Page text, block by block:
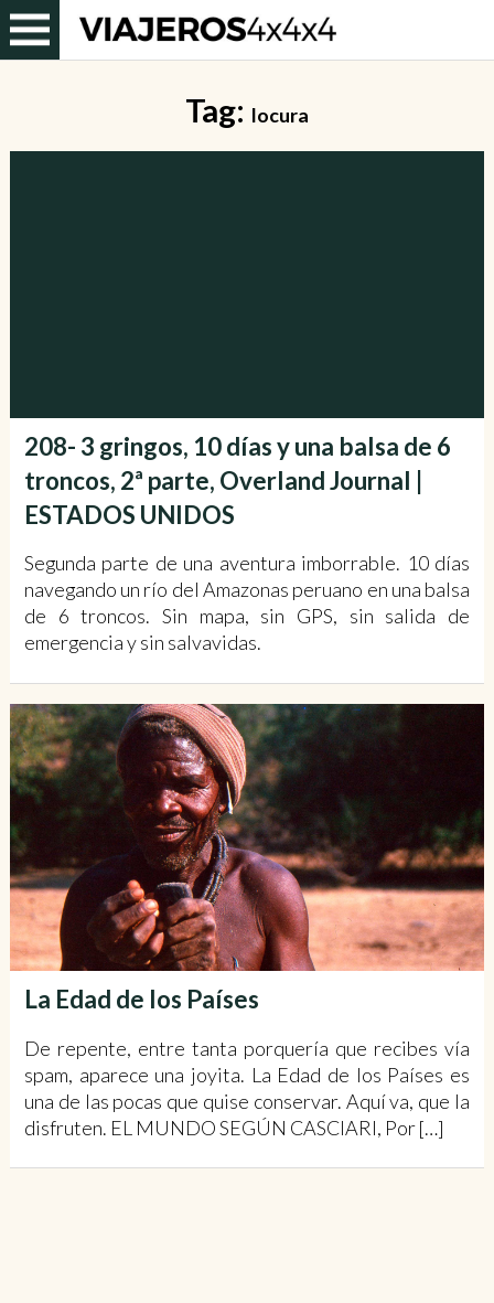
Tag: locura
208- 3 gringos, 10 días y una balsa de 6
troncos, 2ª parte, Overland Journal |
ESTADOS UNIDOS
Segunda parte de una aventura imborrable. 10 días
navegando un río del Amazonas peruano en una balsa
de 6 troncos. Sin mapa, sin GPS, sin salida de
emergencia y sin salvavidas.
La Edad de los Países
De repente, entre tanta porquería que recibes vía
spam, aparece una joyita. La Edad de los Países es
una de las pocas que quise conservar. Aquí va, que la
disfruten. EL MUNDO SEGÚN CASCIARI, Por […]